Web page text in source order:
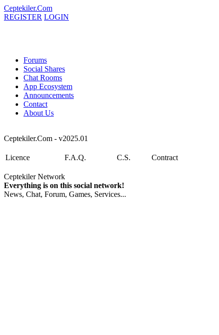
Ceptekiler.Com
REGISTER LOGIN
Forums
Social Shares
Chat Rooms
App Ecosystem
Announcements
Contact
About Us
Ceptekiler.Com - v2025.01
Licence F.A.Q. C.S. Contract
Ceptekiler Network
Everything is on this social network!
News, Chat, Forum, Games, Services...